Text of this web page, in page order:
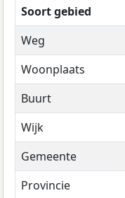
Soort gebied
Weg
Woonplaats
Buurt
Wijk
Gemeente
Provincie